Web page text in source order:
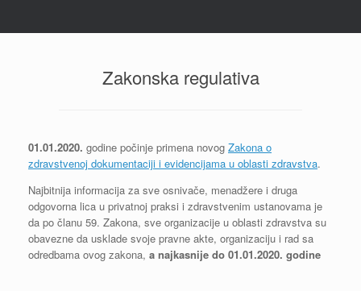
Zakonska regulativa
01.01.2020. godine počinje primena novog Zakona o
zdravstvenoj dokumentaciji i evidencijama u oblasti zdravstva.
Najbitnija informacija za sve osnivače, menadžere i druga
odgovorna lica u privatnoj praksi i zdravstvenim ustanovama je
da po članu 59. Zakona, sve organizacije u oblasti zdravstva su
obavezne da usklade svoje pravne akte, organizaciju i rad sa
odredbama ovog zakona, a najkasnije do 01.01.2020. godine